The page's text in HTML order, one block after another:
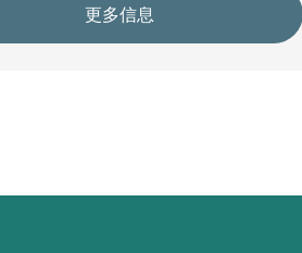
更多信息